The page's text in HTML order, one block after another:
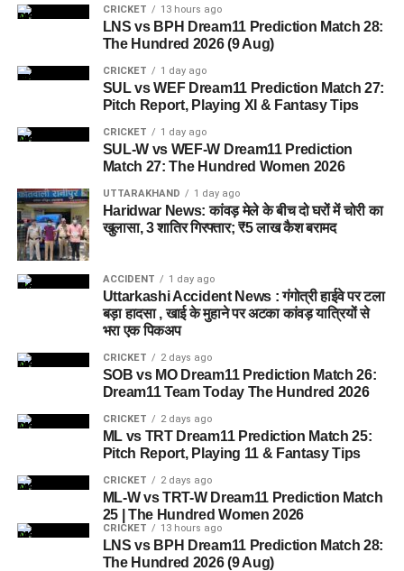
नैनीताल) को 40 हजार रुपये दिए, टीम ने तत्काल छापा मारकर उन्हें रिश्वत
की रकम के साथ रंगे हाथ गिरफ्तार कर लिया।
फिलहाल विजिलेंस आरोपी अधिकारी से पूछताछ कर रही है और मामले में
भ्रष्टाचार निवारण अधिनियम के तहत आगे की कानूनी कार्रवाई की जा रही
CRICKET 13 hours ago
LNS vs BPH Dream11 Prediction Match 28:
The Hundred 2026 (9 Aug)
CRICKET 1 day ago
SUL vs WEF Dream11 Prediction Match 27:
Pitch Report, Playing XI & Fantasy Tips
CRICKET 1 day ago
SUL-W vs WEF-W Dream11 Prediction
Match 27: The Hundred Women 2026
UTTARAKHAND 1 day ago
Haridwar News: कांवड़ मेले के बीच दो घरों में चोरी का
खुलासा, 3 शातिर गिरफ्तार; ₹5 लाख कैश बरामद
ACCIDENT 1 day ago
Uttarkashi Accident News : गंगोत्री हाईवे पर टला
बड़ा हादसा , खाई के मुहाने पर अटका कांवड़ यात्रियों से
भरा एक पिकअप
CRICKET 2 days ago
SOB vs MO Dream11 Prediction Match 26:
Dream11 Team Today The Hundred 2026
CRICKET 2 days ago
ML vs TRT Dream11 Prediction Match 25:
Pitch Report, Playing 11 & Fantasy Tips
CRICKET 2 days ago
ML-W vs TRT-W Dream11 Prediction Match
25 | The Hundred Women 2026
CRICKET 13 hours ago
LNS vs BPH Dream11 Prediction Match 28:
The Hundred 2026 (9 Aug)